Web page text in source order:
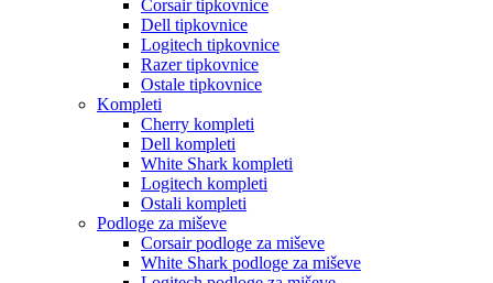
Corsair tipkovnice
Dell tipkovnice
Logitech tipkovnice
Razer tipkovnice
Ostale tipkovnice
Kompleti
Cherry kompleti
Dell kompleti
White Shark kompleti
Logitech kompleti
Ostali kompleti
Podloge za miševe
Corsair podloge za miševe
White Shark podloge za miševe